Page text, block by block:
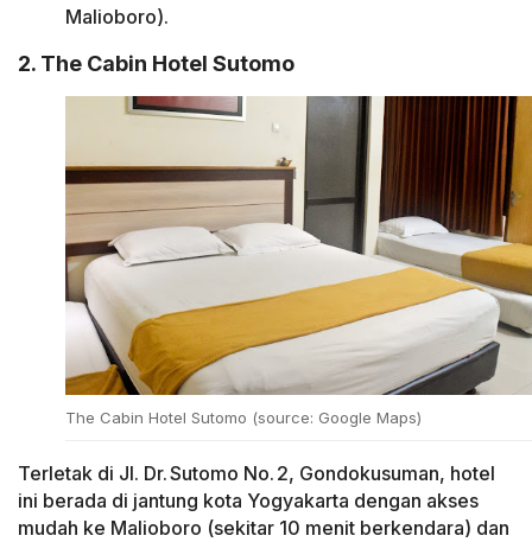
Malioboro).
2. The Cabin Hotel Sutomo
The Cabin Hotel Sutomo (source: Google Maps)
Terletak di Jl. Dr. Sutomo No. 2, Gondokusuman, hotel
ini berada di jantung kota Yogyakarta dengan akses
mudah ke Malioboro (sekitar 10 menit berkendara) dan